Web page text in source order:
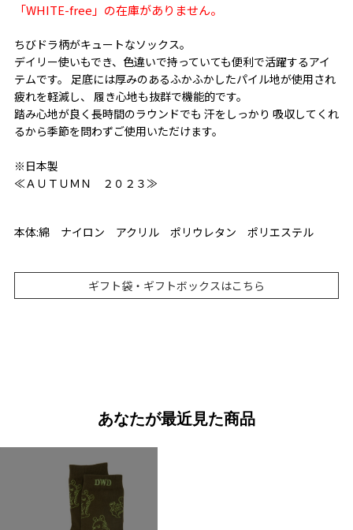
「WHITE-free」の在庫がありません。
ちびドラ柄がキュートなソックス。
デイリー使いもでき、色違いで持っていても便利で活躍するアイ
テムです。 足底には厚みのあるふかふかしたパイル地が使用され
疲れを軽減し、 履き心地も抜群で機能的です。
踏み心地が良く長時間のラウンドでも 汗をしっかり 吸収してくれ
るから季節を問わずご使用いただけます。
※日本製
≪ＡＵＴＵＭＮ ２０２３≫
本体:綿 ナイロン アクリル ポリウレタン ポリエステル
ギフト袋・ギフトボックスはこちら
あなたが最近見た商品